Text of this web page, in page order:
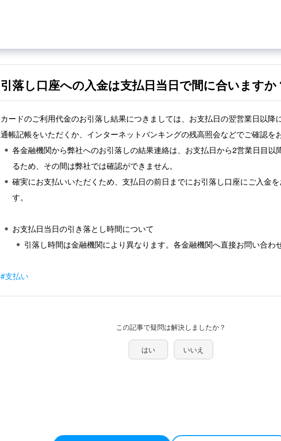
引落し口座への入金は支払日当日で間に合いますか
カードのご利用代金のお引落し結果につきましては、お支払日の翌営業日以降
通帳記帳をいただくか、インターネットバンキングの残高照会などでご確認を
各金融機関から弊社へのお引落しの結果連絡は、お支払日から2営業日目以
るため、その間は弊社では確認ができません。
確実にお支払いいただくため、支払日の前日までにお引落し口座にご入金を
す。
お支払日当日の引き落とし時間について
引落し時間は金融機関により異なります。各金融機関へ直接お問い合わ
#支払い
この記事で疑問は解決しましたか？
はい いいえ